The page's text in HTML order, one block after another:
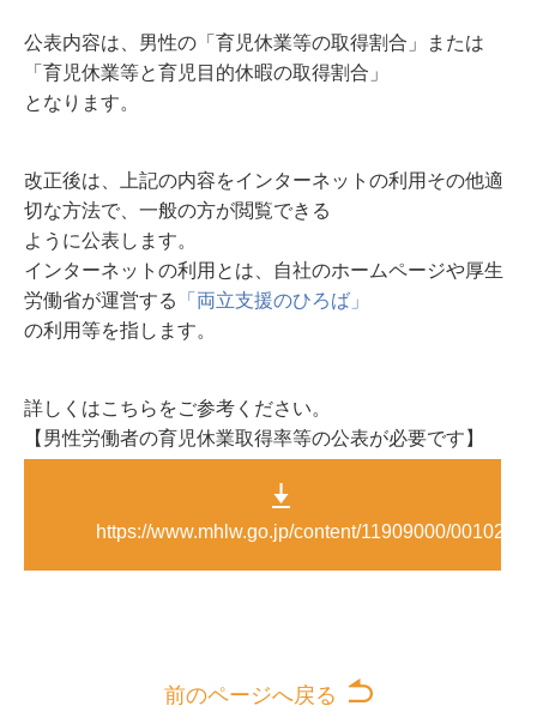
公表内容は、男性の「育児休業等の取得割合」または
「育児休業等と育児目的休暇の取得割合」
となります。
改正後は、上記の内容をインターネットの利用その他適
切な方法で、一般の方が閲覧できる
ように公表します。
インターネットの利用とは、自社のホームページや厚生
労働省が運営する
「両立支援のひろば」
の利用等を指します。
詳しくはこちらをご参考ください。
【男性労働者の育児休業取得率等の公表が必要です】
https://www.mhlw.go.jp/content/11909000/
前のページへ戻る